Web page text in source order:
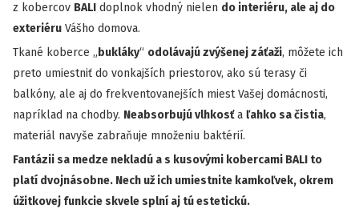
z kobercov BALI doplnok vhodný nielen do interiéru, ale aj do
exteriéru Vášho domova.
Tkané koberce „bukláky“ odolávajú zvýšenej záťaži, môžete ich
preto umiestniť do vonkajších priestorov, ako sú terasy či
balkóny, ale aj do frekventovanejších miest Vašej domácnosti,
napríklad na chodby. Neabsorbujú vlhkosťa ľahko sačistia,
materiál navyše zabraňuje množeniu baktérií.
Fantázii sa medze nekladú a s kusovými kobercami BALI to
platí dvojnásobne. Nech už ich umiestnite kamkoľvek, okrem
úžitkovej funkcie skvele splní aj tú estetickú.